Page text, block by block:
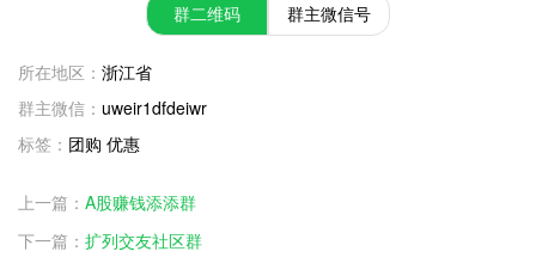
群二维码 群主微信号
所在地区： 浙江省
群主微信： uweir1dfdeiwr
标签： 团购 优惠
上一篇： A股赚钱添添群
下一篇： 扩列交友社区群